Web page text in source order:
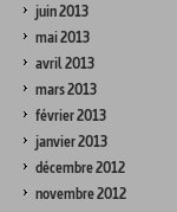
juin 2013
mai 2013
avril 2013
mars 2013
février 2013
janvier 2013
décembre 2012
novembre 2012